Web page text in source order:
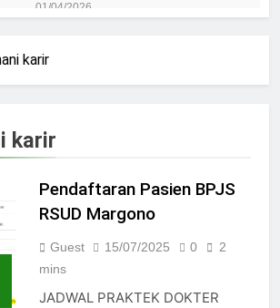
01/04/2026
15/07/2025
Pendaftaran Pasien BPJS
Jadwal Dokter RS PKU Solo:
15/07/2025
Jadwal Praktek Dokter RS
Maguan Husada Wonogiri
15/07/2025
Daftar online rs sarila
karir
karir
Pendaftaran Pasien BPJS
RSUD Margono
Guest 15/07/2025 0
2
mins
JADWAL PRAKTEK DOKTER